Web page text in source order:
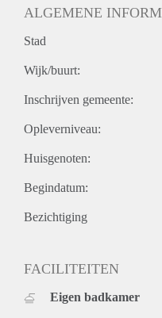
ALGEMENE
Stad
Wijk/buurt:
Inschrijven gemeente:
Opleverniveau:
Huisgenoten:
Begindatum:
Bezichtiging
FACILITEITEN
Eigen badkamer